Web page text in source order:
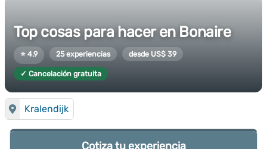
Top cosas para hacer en Bonaire
⭐ 4.9 25 experiencias desde US$ 39
✓ Cancelación gratuita
Kralendijk
Cotiza tu experiencia